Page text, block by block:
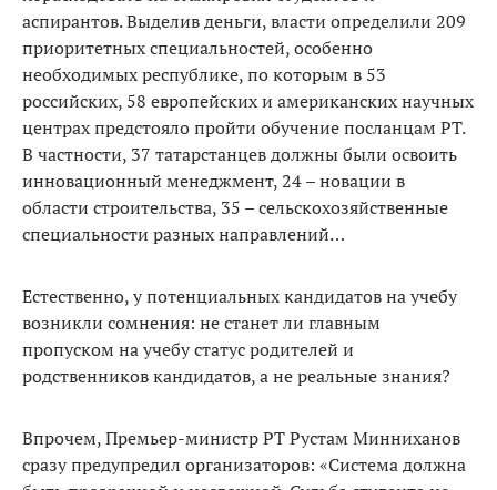
аспирантов. Выделив деньги, власти определили 209
приоритетных специальностей, особенно
необходимых республике, по которым в 53
российских, 58 европейских и американских научных
центрах предстояло пройти обучение посланцам РТ.
В частности, 37 татарстанцев должны были освоить
инновационный менеджмент, 24 – новации в
области строительства, 35 – сельскохозяйственные
специальности разных направлений…
Естественно, у потенциальных кандидатов на учебу
возникли сомнения: не станет ли главным
пропуском на учебу статус родителей и
родственников кандидатов, а не реальные знания?
Впрочем, Премьер-министр РТ Рустам Минниханов
сразу предупредил организаторов: «Система должна